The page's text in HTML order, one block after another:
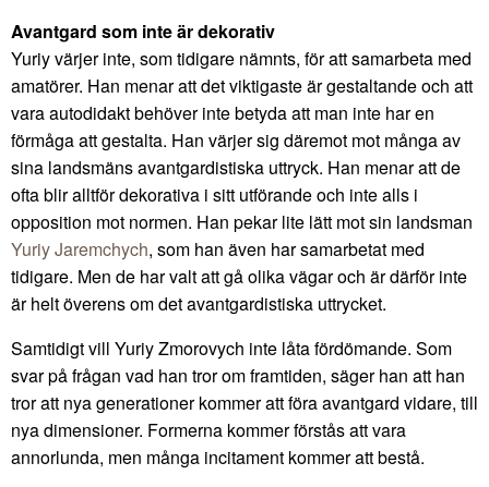
Avantgard som inte är dekorativ
Yuriy värjer inte, som tidigare nämnts, för att samarbeta med
amatörer. Han menar att det viktigaste är gestaltande och att
vara autodidakt behöver inte betyda att man inte har en
förmåga att gestalta. Han värjer sig däremot mot många av
sina landsmäns avantgardistiska uttryck. Han menar att de
ofta blir alltför dekorativa i sitt utförande och inte alls i
opposition mot normen. Han pekar lite lätt mot sin landsman
Yuriy Jaremchych, som han även har samarbetat med
tidigare. Men de har valt att gå olika vägar och är därför inte
är helt överens om det avantgardistiska uttrycket.
Samtidigt vill Yuriy Zmorovych inte låta fördömande. Som
svar på frågan vad han tror om framtiden, säger han att han
tror att nya generationer kommer att föra avantgard vidare, till
nya dimensioner. Formerna kommer förstås att vara
annorlunda, men många incitament kommer att bestå.